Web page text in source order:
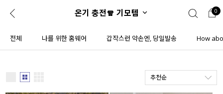
로그인 1초 회원가입 0
ENG
JP
회원혜택 입
온기 충전🧣 기모템 0
전체 나를 위한 홈웨어 갑작스런 약손엔, 당일발송 How
추천순